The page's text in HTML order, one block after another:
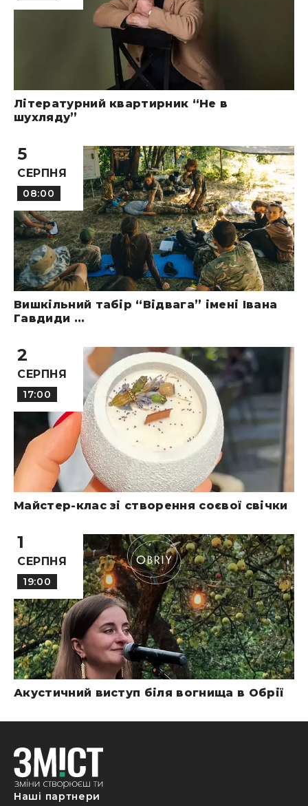
Літературний квартирник “Не в
шухляду”
5
СЕРПНЯ
08:00
Вишкільний табір “Відвага” імені Івана
Гавдиди ...
2
СЕРПНЯ
17:00
Майстер-клас зі створення соєвої свічки
1
СЕРПНЯ
19:00
Акустичний виступ біля вогнища в Обрії
Наші партнери